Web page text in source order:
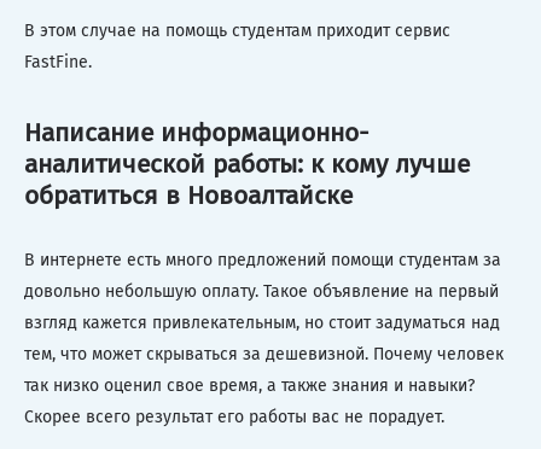
В этом случае на помощь студентам приходит сервис
FastFine.
Написание информационно-
аналитической работы: к кому лучше
обратиться в Новоалтайске
В интернете есть много предложений помощи студентам за
довольно небольшую оплату. Такое объявление на первый
взгляд кажется привлекательным, но стоит задуматься над
тем, что может скрываться за дешевизной. Почему человек
так низко оценил свое время, а также знания и навыки?
Скорее всего результат его работы вас не порадует.